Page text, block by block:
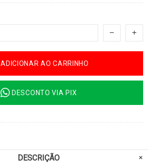
ADICIONAR AO CARRINHO
DESCONTO VIA PIX
DESCRIÇÃO